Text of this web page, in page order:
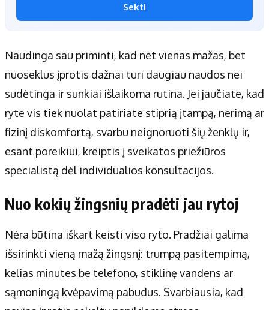
Sekti
Naudinga sau priminti, kad net vienas mažas, bet
nuoseklus įprotis dažnai turi daugiau naudos nei
sudėtinga ir sunkiai išlaikoma rutina. Jei jaučiate, kad
ryte vis tiek nuolat patiriate stiprią įtampą, nerimą ar
fizinį diskomfortą, svarbu neignoruoti šių ženklų ir,
esant poreikiui, kreiptis į sveikatos priežiūros
specialistą dėl individualios konsultacijos.
Nuo kokių žingsnių pradėti jau rytoj
Nėra būtina iškart keisti viso ryto. Pradžiai galima
išsirinkti vieną mažą žingsnį: trumpą pasitempimą,
kelias minutes be telefono, stiklinę vandens ar
sąmoningą kvėpavimą pabudus. Svarbiausia, kad